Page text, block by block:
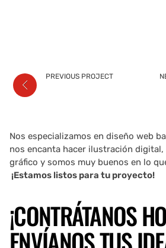
PREVIOUS PROJECT
Nos especializamos en diseño web
nos encanta hacer ilustración digital,
gráfico y somos muy buenos en lo
¡Estamos listos para tu proyecto!
¡CONTRÁTANOS